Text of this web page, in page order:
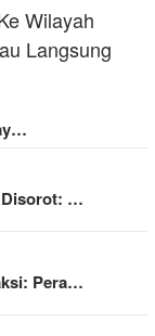
Disorot: …
Pera…